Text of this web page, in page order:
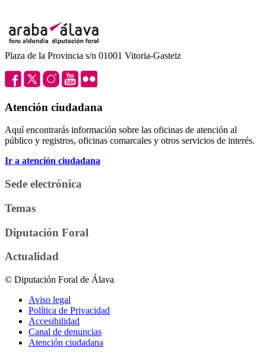
Plaza de la Provincia s/n 01001 Vitoria-Gasteiz
Atención ciudadana
Aquí encontrarás información sobre las oficinas de atención al
público y registros, oficinas comarcales y otros servicios de interés.
Ir a atención ciudadana
Sede electrónica
Temas
Diputación Foral
Actualidad
© Diputación Foral de Álava
Aviso legal
Política de Privacidad
Accesibilidad
Canal de denuncias
Atención ciudadana